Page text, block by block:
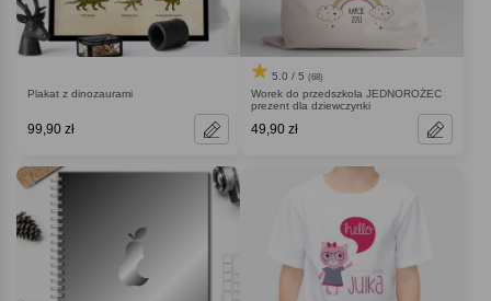
Plakat z dinozaurami
99,90 zł
5.0 / 5 (68)
Worek do przedszkola JEDNOROŻEC
prezent dla dziewczynki
49,90 zł